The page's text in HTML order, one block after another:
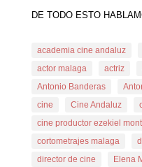
DE TODO ESTO
academia cine andaluz
actor malaga
actriz
Antonio Banderas
cine
Cine Andaluz
cine productor ezekiel
cortometrajes malaga
director de cine
Elena